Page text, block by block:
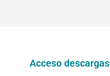
Acceso descargas